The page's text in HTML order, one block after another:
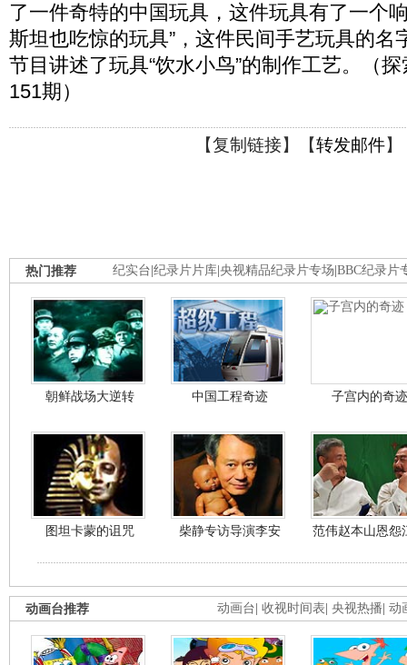
了一件奇特的中国玩具，这件玩具有了一个
斯坦也吃惊的玩具”，这件民间手艺玩具的名
节目讲述了玩具“饮水小鸟”的制作工艺。（
151期）
【复制链接】【转发邮件】
纪实台 纪录片片库 央视精品纪录片专场 BBC纪录片
热门推荐
朝鲜战场大逆转 中国工程奇迹 子宫内的奇迹
图坦卡蒙的诅咒 柴静专访导演李安 范伟赵本山恩怨
动画台 收视时间表 央视热播 动
动画台推荐